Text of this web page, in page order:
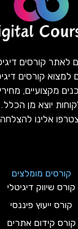
לאתר קורסים
קורסים
מקצועיים,
יוצא מן הכלל.
אלינו
קורסים מומלצים
קורס שיווק דיגיטלי
קורס ייעוץ פיננסי
קורס קידום אתרים